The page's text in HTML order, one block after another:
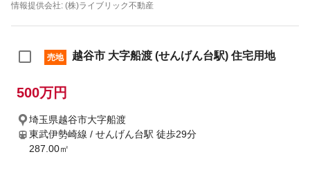
情報提供会社: (株)ライブリック不動産
売地 越谷市 大字船渡 (せんげん台駅) 住宅用地
500万円
埼玉県越谷市大字船渡
東武伊勢崎線 / せんげん台駅 徒歩29分
287.00㎡